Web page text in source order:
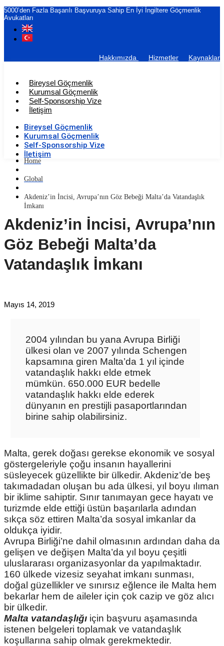
5000’den Fazla Başarılı Başvuruya Sahip En İyi İngiltere Göçmenlik
Avukatları
Hakkımızda Hizmetler Kaynaklar
Bireysel Göçmenlik
Kurumsal Göçmenlik
Self-Sponsorship Vize
İletişim
Bireysel Göçmenlik
Kurumsal Göçmenlik
Self-Sponsorship Vize
İletişim
Home
Global
Akdeniz’in İncisi, Avrupa’nın Göz Bebeği Malta’da Vatandaşlık
İmkanı
Akdeniz’in İncisi, Avrupa’nın
Göz Bebeği Malta’da
Vatandaşlık İmkanı
Mayıs 14, 2019
2004 yılından bu yana Avrupa Birliği
ülkesi olan ve 2007 yılında Schengen
kapsamına giren Malta’da 1 yıl içinde
vatandaşlık hakkı elde etmek
mümkün. 650.000 EUR bedelle
vatandaşlık hakkı elde ederek
dünyanın en prestijli pasaportlarından
birine sahip olabilirsiniz.
Malta, gerek doğası gerekse ekonomik ve sosyal
göstergeleriyle çoğu insanın hayallerini
süsleyecek güzellikte bir ülkedir. Akdeniz’de beş
takımadadan oluşan bu ada ülkesi, yıl boyu ılıman
bir iklime sahiptir. Sınır tanımayan gece hayatı ve
turizmde elde ettiği üstün başarılarla adından
sıkça söz ettiren Malta’da sosyal imkanlar da
oldukça iyidir.
Avrupa Birliği’ne dahil olmasının ardından daha da
gelişen ve değişen Malta’da yıl boyu çeşitli
uluslararası organizasyonlar da yapılmaktadır.
160 ülkede vizesiz seyahat imkanı sunması,
doğal güzellikler ve sınırsız eğlence ile Malta hem
bekarlar hem de aileler için çok cazip ve göz alıcı
bir ülkedir.
Malta vatandaşlığı için başvuru aşamasında
istenen belgeleri toplamak ve vatandaşlık
koşullarına sahip olmak gerekmektedir.